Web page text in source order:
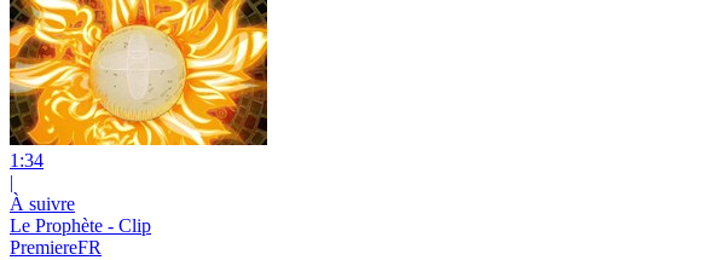
1:34
|
À suivre
Le Prophète - Clip
PremiereFR